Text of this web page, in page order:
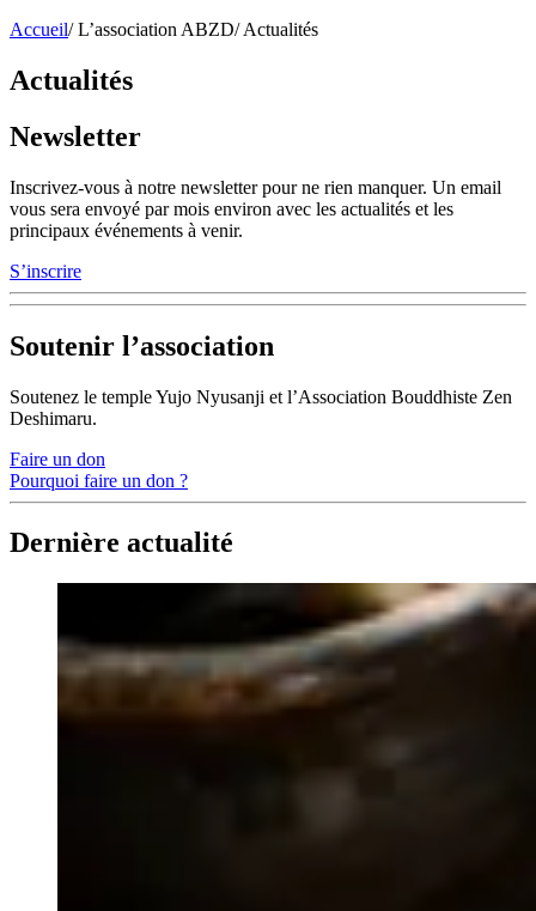
Accueil/ L’association ABZD/ Actualités
Actualités
Newsletter
Inscrivez-vous à notre newsletter pour ne rien manquer. Un email
vous sera envoyé par mois environ avec les actualités et les
principaux événements à venir.
S’inscrire
Soutenir l’association
Soutenez le temple Yujo Nyusanji et l’Association Bouddhiste Zen
Deshimaru.
Faire un don
Pourquoi faire un don ?
Dernière actualité